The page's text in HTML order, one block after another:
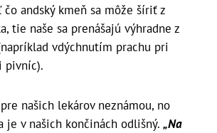
čo andský kmeň sa môže šíriť z
tie naše sa prenášajú výhradne z
vdýchnutím prachu pri
pivníc).
našich lekárov neznámou, no
je v našich končinách odlišný. „Na